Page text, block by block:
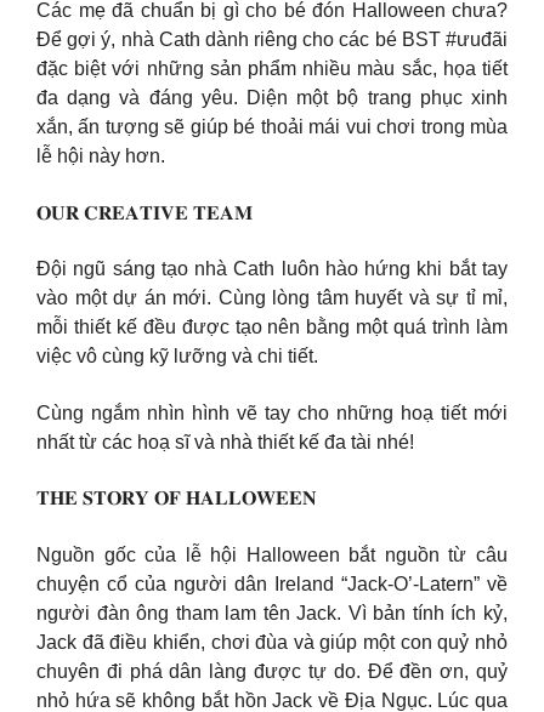
Các mẹ đã chuẩn bị gì cho bé đón Halloween chưa?
Để gợi ý, nhà Cath dành riêng cho các bé BST #ưuđãi
đặc biệt với những sản phẩm nhiều màu sắc, họa tiết
đa dạng và đáng yêu. Diện một bộ trang phục xinh
xắn, ấn tượng sẽ giúp bé thoải mái vui chơi trong mùa
lễ hội này hơn.
𝐎𝐔𝐑 𝐂𝐑𝐄𝐀𝐓𝐈𝐕𝐄 𝐓𝐄𝐀𝐌
Đội ngũ sáng tạo nhà Cath luôn hào hứng khi bắt tay
vào một dự án mới. Cùng lòng tâm huyết và sự tỉ mỉ,
mỗi thiết kế đều được tạo nên bằng một quá trình làm
việc vô cùng kỹ lưỡng và chi tiết.
Cùng ngắm nhìn hình vẽ tay cho những hoạ tiết mới
nhất từ các hoạ sĩ và nhà thiết kế đa tài nhé!
𝐓𝐇𝐄 𝐒𝐓𝐎𝐑𝐘 𝐎𝐅 𝐇𝐀𝐋𝐋𝐎𝐖𝐄𝐄𝐍
Nguồn gốc của lễ hội Halloween bắt nguồn từ câu
chuyện cổ của người dân Ireland “Jack-O’-Latern” về
người đàn ông tham lam tên Jack. Vì bản tính ích kỷ,
Jack đã điều khiển, chơi đùa và giúp một con quỷ nhỏ
chuyên đi phá dân làng được tự do. Để đền ơn, quỷ
nhỏ hứa sẽ không bắt hồn Jack về Địa Ngục. Lúc qua